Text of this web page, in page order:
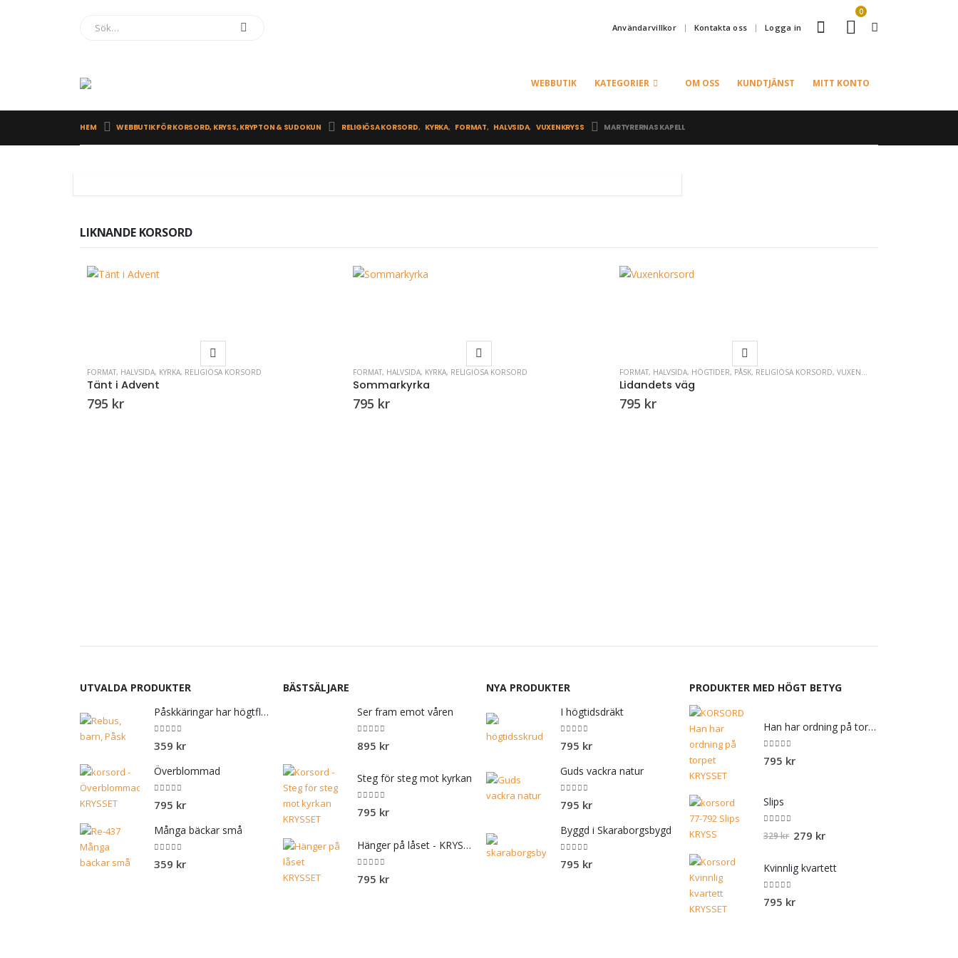
Användarvillkor Kontakta oss Logga in
0
WEBBUTIK KATEGORIER OM OSS KUNDTJÄNST MITT KONTO
HEM WEBBUTIK FÖR KORSORD, KRYSS, KRYPTON & SUDOKUN RELIGIÖSA KORSORD, KYRKA, FORMAT, HALVSIDA, VUXENKRYSS MARTYRERNAS KAPELL
LIKNANDE KORSORD
FORMAT, HALVSIDA, KYRKA, RELIGIÖSA KORSORD
Tänt i Advent
795 kr
FORMAT, HALVSIDA, KYRKA, RELIGIÖSA KORSORD
Sommarkyrka
795 kr
FORMAT, HALVSIDA, HÖGTIDER, PÅSK, RELIGIÖSA KORSORD, VUXENKRYSS
Lidandets väg
795 kr
UTVALDA PRODUKTER
Påskkäringar har högtflygande planer
359 kr
Överblommad
795 kr
Många bäckar små
359 kr
BÄSTSÄLJARE
Ser fram emot våren
895 kr
Steg för steg mot kyrkan
out of 5
795 kr
Hänger på låset - KRYSSET
795 kr
NYA PRODUKTER
I högtidsdräkt
795 kr
Guds vackra natur
795 kr
Byggd i Skaraborgsbygd
795 kr
PRODUKTER MED HÖGT BETYG
Han har ordning på torpet
out of 5
795 kr
Slips
329kr Det
priset
279 krDet
priset
Kvinnlig kvartett
out of 5
795 kr